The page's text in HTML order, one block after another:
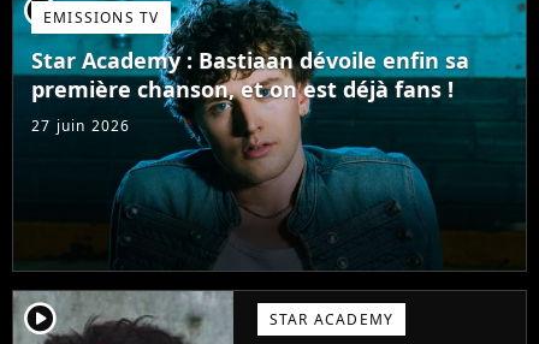
sortir un troisième titre
(Les règles) et vient...
player2EMISSIONS TV
Star Academy : Bastiaan dévoile enfin sa
première chanson, et on est déjà fans !
27 juin 2026
player2 STAR ACADEMY